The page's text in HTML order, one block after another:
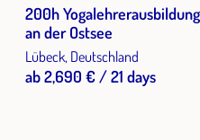
200h
an der Ostsee
Lübeck, Deutschland
ab 2,690 € / 21 days